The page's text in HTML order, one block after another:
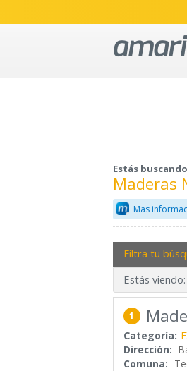
Estás
Maderas
Mas
Filtra tu
Estás viendo:
1
Categoría:
Dirección:
Comuna: